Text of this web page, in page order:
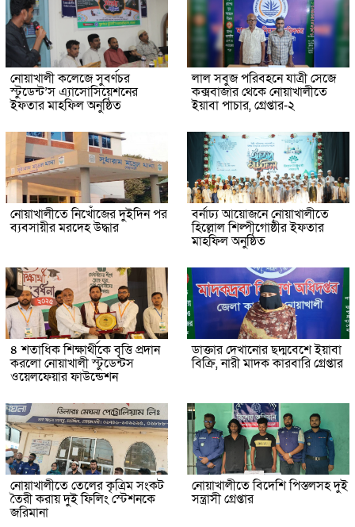
নোয়াখালী কলেজে সুবর্ণচর
স্টুডেন্ট’স এ্যাসোসিয়েশনের
ইফতার মাহফিল অনুষ্ঠিত
লাল সবুজ পরিবহনে যাত্রী সেজে
কক্সবাজার থেকে নোয়াখালীতে
ইয়াবা পাচার, গ্রেপ্তার-২
নোয়াখালীতে নিখোঁজের দুইদিন পর
ব্যবসায়ীর মরদেহ উদ্ধার
বর্নাঢ্য আয়োজনে নোয়াখালীতে
হিল্লোল শিল্পীগোষ্ঠীর ইফতার
মাহফিল অনুষ্ঠিত
৪ শতাধিক শিক্ষার্থীকে বৃত্তি প্রদান
করলো নোয়াখালী স্টুডেন্টস
ওয়েলফেয়ার ফাউন্ডেশন
ডাক্তার দেখানোর ছদ্মবেশে ইয়াবা
বিক্রি, নারী মাদক কারবারি গ্রেপ্তার
নোয়াখালীতে তেলের কৃত্রিম সংকট
তৈরী করায় দুই ফিলিং স্টেশনকে
জরিমানা
নোয়াখালীতে বিদেশি পিস্তলসহ দুই
সন্ত্রাসী গ্রেপ্তার